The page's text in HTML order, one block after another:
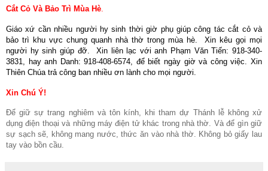
Cắt Cỏ Và Bảo Trì Mùa Hè
Giáo xứ cần nhiều người hy sinh thời giờ phụ giúp công tác cắt cỏ và
bảo trì khu vực chung quanh nhà thờ trong mùa hè.
Xin kêu gọi mọi
người hy sinh giúp đỡ.
Xin liên lạc với anh Phạm Văn Tiến: 918-340-
3831, hay anh Danh: 918-408-6574, để biết ngày giờ và công việc. Xin
Thiên Chúa trả công ban nhiều ơn lành cho mọi người.
Xin Chú Ý!
Để giữ sự trang nghiêm và tôn kính, khi tham dự Thánh lễ không xử
dụng điện thoại và những máy điện tử khác trong nhà thờ. Và để gìn giữ
sự sạch sẽ, không mang nước, thức ăn vào nhà thờ. Không bỏ giấy lau
tay vào bồn cầu.